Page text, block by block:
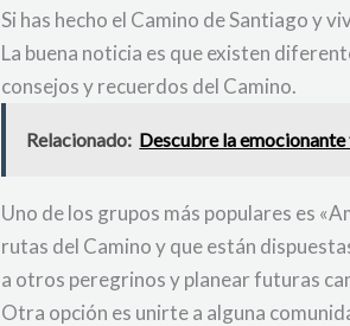
Si has hecho el Camino de Santiago y
La buena noticia es que existen
consejos y recuerdos del Camino.
Relacionado: Descubre la
Uno de los grupos más populares es
rutas del Camino y que están
a otros peregrinos y planear futuras
Otra opción es unirte a alguna